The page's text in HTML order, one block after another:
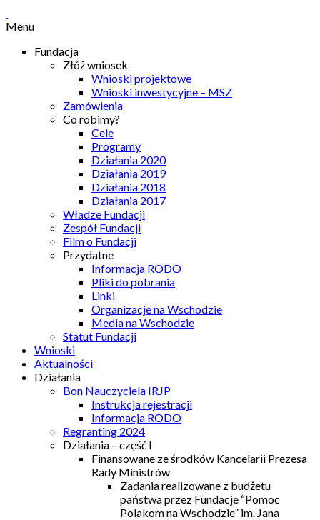
Menu
Fundacja
Złóż wniosek
Wnioski projektowe
Wnioski inwestycyjne – MSZ
Zamówienia
Co robimy?
Cele
Programy
Działania 2020
Działania 2019
Działania 2018
Działania 2017
Władze Fundacji
Zespół Fundacji
Film o Fundacji
Przydatne
Informacja RODO
Pliki do pobrania
Linki
Organizacje na Wschodzie
Media na Wschodzie
Statut Fundacji
Wnioski
Aktualności
Działania
Bon Nauczyciela IRJP
Instrukcja rejestracji
Informacja RODO
Regranting 2024
Działania – część I
Finansowane ze środków Kancelarii Prezesa
Rady Ministrów
Zadania realizowane z budżetu
państwa przez Fundacje “Pomoc
Polakom na Wschodzie” im. Jana